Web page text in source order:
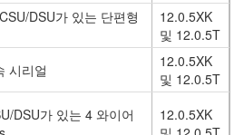
DSU가 있는 단편형
12.0.5XK
및 12.0.5T
시리얼
12.0.5XK
및 12.0.5T
DSU가 있는 4 와이어
12.0.5XK